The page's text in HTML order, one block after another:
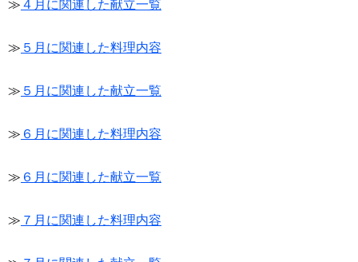
≫ ４月に関連した献立一覧
≫ ５月に関連した料理内容
≫ ５月に関連した献立一覧
≫ ６月に関連した料理内容
≫ ６月に関連した献立一覧
≫ ７月に関連した料理内容